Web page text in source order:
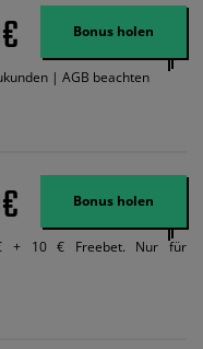
und Ausnahmen. Der Bonus-
benutzt werden, jedoch
Bonus holen
| AGB beachten
Bonus holen
+ 10 € Freebet. Nur für